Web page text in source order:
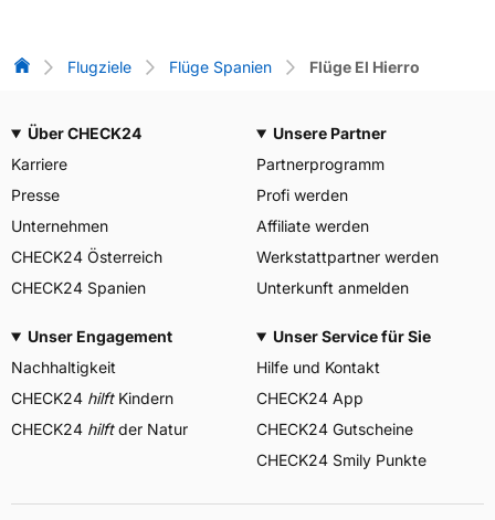
Flug-Vergleich
Flugziele Flüge Spanien Flüge El Hierro
Über CHECK24
Karriere
Presse
Unternehmen
CHECK24 Österreich
CHECK24 Spanien
Unsere Partner
Partnerprogramm
Profi werden
Affiliate werden
Werkstattpartner werden
Unterkunft anmelden
Unser Engagement
Nachhaltigkeit
CHECK24 hilftKindern
CHECK24 hilftder Natur
Unser Service für Sie
Hilfe und Kontakt
CHECK24 App
CHECK24 Gutscheine
CHECK24 Smily Punkte